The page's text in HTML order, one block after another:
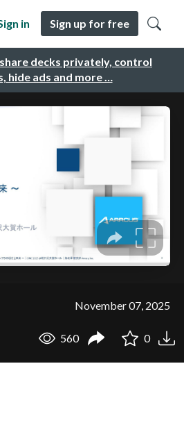
decks privately, control
hide ads and more …
in Sign up for free
November 07, 2025
560 0